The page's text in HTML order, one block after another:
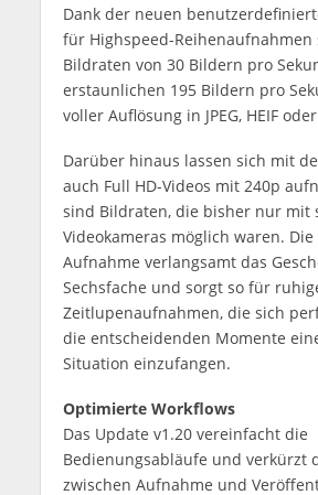
Dank der neuen
für Highspeed-Reihenaufnahmen
Bildraten von 30 Bildern pro
erstaunlichen 195 Bildern pro
voller Auflösung in JPEG, HEIF
Darüber hinaus lassen sich mit
auch Full HD-Videos mit 240p
sind Bildraten, die bisher nur mit
Videokameras möglich waren. Die
Aufnahme verlangsamt das
Sechsfache und sorgt so für
Zeitlupenaufnahmen, die sich
die entscheidenden Momente
Situation einzufangen.
Optimierte Workflows
Das Update v1.20 vereinfacht die
Bedienungsabläufe und verkürzt
zwischen Aufnahme und